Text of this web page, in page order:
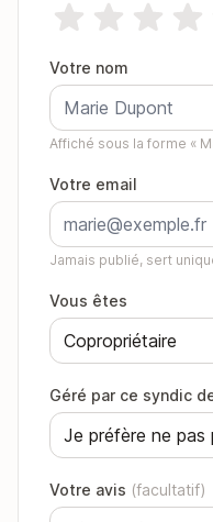
Votre nom
Affiché sous la forme «
Votre email
Jamais publié, sert
Vous êtes
Géré par ce syndic
Votre avis (facultatif)